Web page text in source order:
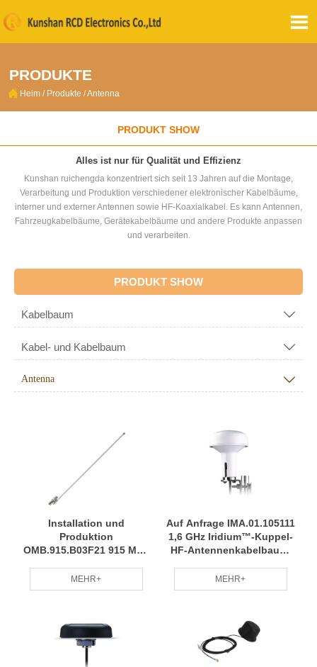

PRODUKTE
 Heim / Produkte /Antenna
PRODUKT SHOW
Alles ist nur für Qualität und Effizienz
Kunshan ruichengda konzentriert sich seit 13 Jahren auf die Montage,
Verarbeitung und Produktion verschiedener elektronischer Kabelbäume,
interner und externer Antennen sowie HF-Koaxialkabel. Es kann Antennen,
Fahrzeugkabelbäume, Gerätekabelbäume und andere Produkte anpassen
und verarbeiten.
PRODUKT SHOW
Kabelbaum 
Kabel- und Kabelbaum 
Antenna 
Installation und
Produktion
OMB.915.B03F21 915 MHz
Antennenkabelbaum mit
jahrelanger Erfahrung in
MEHR+
Auf Anfrage IMA.01.105111
1,6 GHz Iridium™-Kuppel-
HF-Antennenkabelbaum,
RCD auf Anfrage
MEHR+